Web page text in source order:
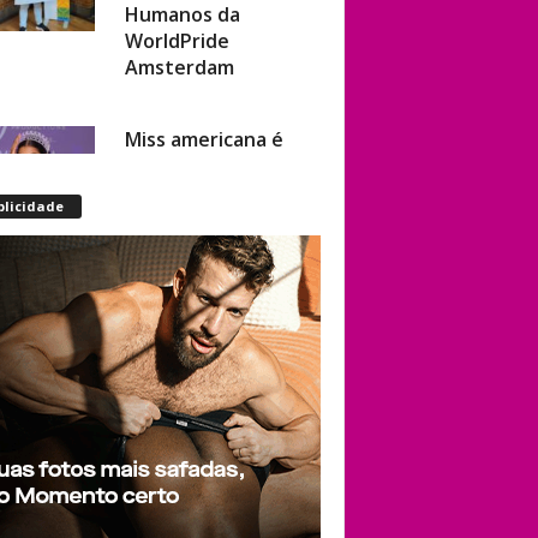
Humanos da
WorldPride
Amsterdam
Miss americana é
de racismo,
homofobia e
transfobia: “Não
toleramos”
Ratinho constrange
cantor sertanejo
com comentário
homofóbico ao vivo
no SBT: “Você está
com uma cara de